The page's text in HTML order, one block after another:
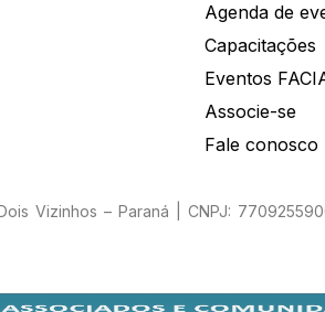
Agenda de
Capacitações
Eventos
Associe-se
Fale conosco
Vizinhos – Paraná | CNPJ: